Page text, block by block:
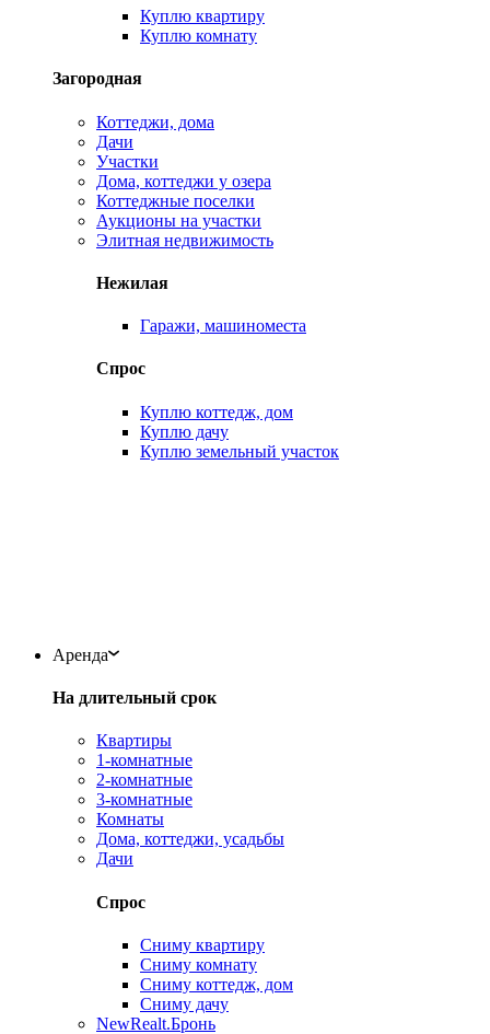
Куплю квартиру
Куплю комнату
Загородная
Коттеджи, дома
Дачи
Участки
Дома, коттеджи у озера
Коттеджные поселки
Аукционы на участки
Элитная недвижимость
Нежилая
Гаражи, машиноместа
Спрос
Куплю коттедж, дом
Куплю дачу
Куплю земельный участок
Аренда
На длительный срок
Квартиры
1-комнатные
2-комнатные
3-комнатные
Комнаты
Дома, коттеджи, усадьбы
Дачи
Спрос
Сниму квартиру
Сниму комнату
Сниму коттедж, дом
Сниму дачу
NewRealt.Бронь